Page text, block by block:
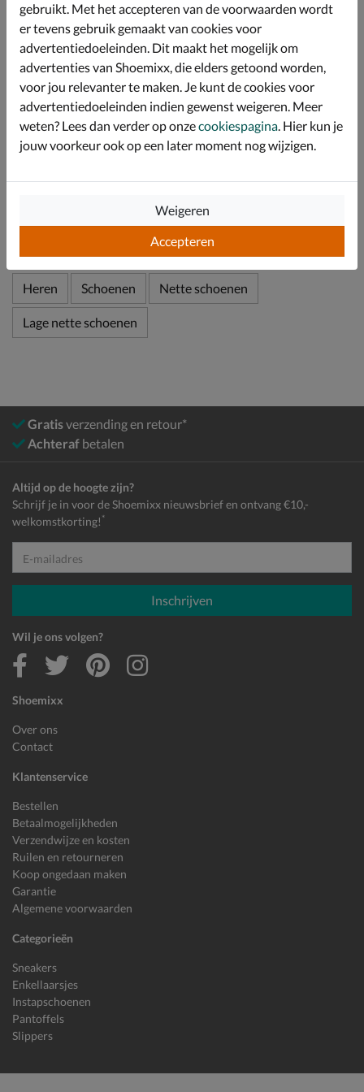
Voorzien van een uitneembaar textielen-voetbed. Door
de ECCO FLUIDFORM-tussenzool ervaar je een
anatomische ondersteuning onder de boog van de
voet.
Afgewerkt met een slijtvaste rubberen loopzool. Deze
biedt naast fijne demping, goede grip en stabiliteit.
Heren Schoenen Nette schoenen
Lage nette schoenen
Gratisverzending en retour*
Achteraf betalen
Shoemixx
Over ons
Contact
Klantenservice
Bestellen
Betaalmogelijkheden
Verzendwijze en kosten
Ruilen en retourneren
Koop ongedaan maken
Garantie
Algemene voorwaarden
Categorieën
Sneakers
Enkellaarsjes
Instapschoenen
Pantoffels
Slippers
Altijd op de hoogte zijn?
Schrijf je in voor de Shoemixx nieuwsbrief en ontvang €10,-
welkomstkorting! *
E-mailadres
Inschrijven
Wil je ons volgen?
gebruikt. Met het accepteren van de voorwaarden wordt
er tevens gebruik gemaakt van cookies voor
advertentiedoeleinden. Dit maakt het mogelijk om
advertenties van Shoemixx, die elders getoond worden,
voor jou relevanter te maken. Je kunt de cookies voor
advertentiedoeleinden indien gewenst weigeren. Meer
weten? Lees dan verder op onzecookiespagina. Hier kun je
jouw voorkeur ook op een later moment nog wijzigen.
Accepteren
Weigeren